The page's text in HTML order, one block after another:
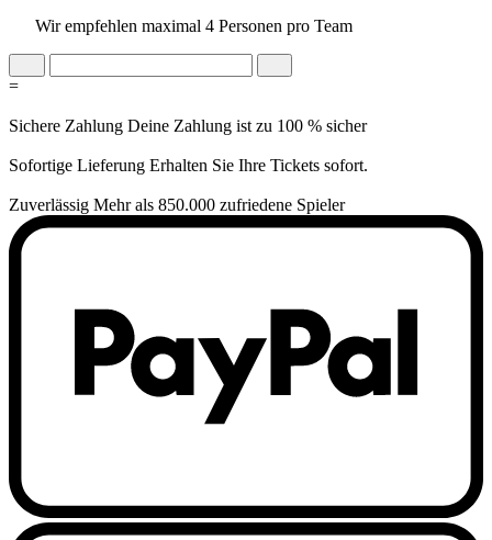
Wir empfehlen maximal 4 Personen pro Team
=
Sichere Zahlung Deine Zahlung ist zu 100 % sicher
Sofortige Lieferung Erhalten Sie Ihre Tickets sofort.
Zuverlässig Mehr als 850.000 zufriedene Spieler